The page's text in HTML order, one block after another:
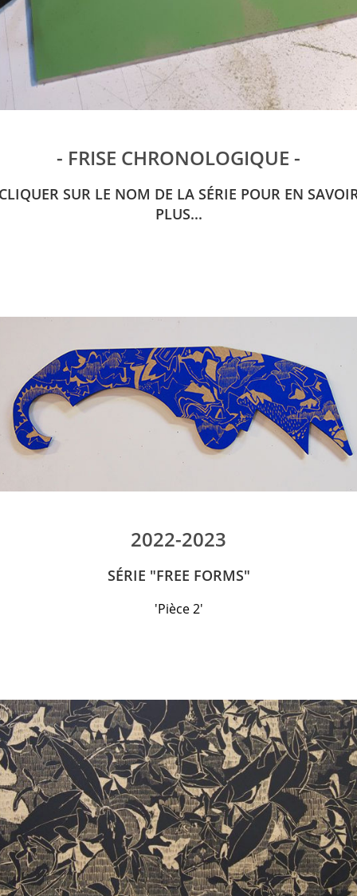
- FRISE CHRONOLOGIQUE -
SUR LE NOM DE LA SÉRIE POUR EN
PLUS...
2022-2023
SÉRIE "FREE FORMS"
'Pièce 2'